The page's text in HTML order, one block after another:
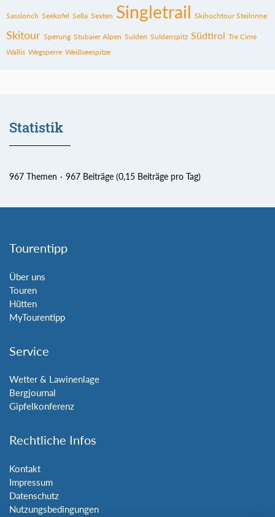
Sasslonch Seekofel Sella Sexten Singletrail Skihochtour Steilrinne
Skitour Sperung Stubaier Alpen Sulden Suldenspitz Südtirol Tre Cime
Wallis Wegsperre Weißseespitze
Statistik
967 Themen 967 Beiträge (0,15 Beiträge pro Tag)
Tourentipp
Über uns
Touren
Hütten
MyTourentipp
Service
Wetter & Lawinenlage
Bergjournal
Gipfelkonferenz
Rechtliche Infos
Kontakt
Impressum
Datenschutz
Nutzungsbedingungen